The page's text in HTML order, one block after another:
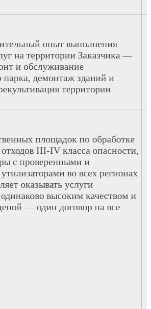
опыт выполнения
на территории Заказчика —
и обслуживание
парка, демонтаж зданий и
территории
площадок по обработке
III-IV класса опасности,
с проверенными и
во всех регионах
оказывать услуги
высоким качеством и
— один договор на все